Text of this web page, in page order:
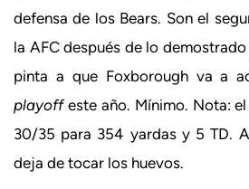
defensa de los Bears. Son el
la AFC después de lo
pinta a que Foxborough va a
playoffeste año. Mínimo. Nota:
30/35 para 354 yardas y 5 TD.
deja de tocar los huevos.